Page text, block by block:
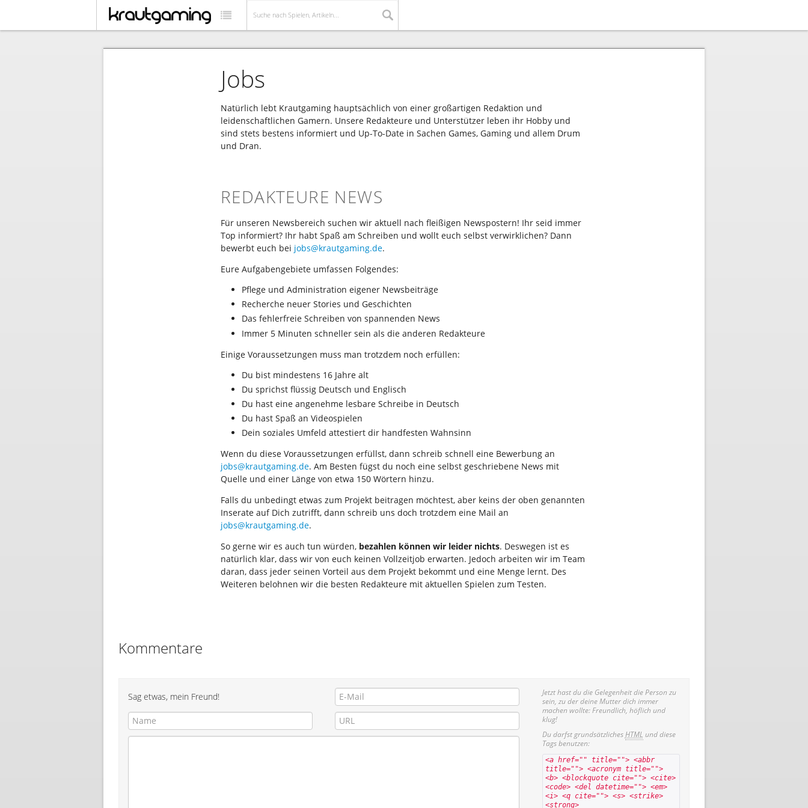
Jobs
Natürlich lebt Krautgaming hauptsächlich von einer großartigen Redaktion und
leidenschaftlichen Gamern. Unsere Redakteure und Unterstützer leben ihr Hobby und
sind stets bestens informiert und Up-To-Date in Sachen Games, Gaming und allem Drum
und Dran.
REDAKTEURE NEWS
Für unseren Newsbereich suchen wir aktuell nach fleißigen Newspostern! Ihr seid immer
Top informiert? Ihr habt Spaß am Schreiben und wollt euch selbst verwirklichen? Dann
bewerbt euch bei jobs@krautgaming.de.
Eure Aufgabengebiete umfassen Folgendes:
Pflege und Administration eigener Newsbeiträge
Recherche neuer Stories und Geschichten
Das fehlerfreie Schreiben von spannenden News
Immer 5 Minuten schneller sein als die anderen Redakteure
Einige Voraussetzungen muss man trotzdem noch erfüllen:
Du bist mindestens 16 Jahre alt
Du sprichst flüssig Deutsch und Englisch
Du hast eine angenehme lesbare Schreibe in Deutsch
Du hast Spaß an Videospielen
Dein soziales Umfeld attestiert dir handfesten Wahnsinn
Wenn du diese Voraussetzungen erfüllst, dann schreib schnell eine Bewerbung an
jobs@krautgaming.de. Am Besten fügst du noch eine selbst geschriebene News mit
Quelle und einer Länge von etwa 150 Wörtern hinzu.
Falls du unbedingt etwas zum Projekt beitragen möchtest, aber keins der oben genannten
Inserate auf Dich zutrifft, dann schreib uns doch trotzdem eine Mail an
jobs@krautgaming.de.
So gerne wir es auch tun würden, bezahlen können wir leider nichts. Deswegen ist es
natürlich klar, dass wir von euch keinen Vollzeitjob erwarten. Jedoch arbeiten wir im Team
daran, dass jeder seinen Vorteil aus dem Projekt bekommt und eine Menge lernt. Des
Weiteren belohnen wir die besten Redakteure mit aktuellen Spielen zum Testen.
Kommentare
Sag etwas, mein Freund!
Jetzt hast du die Gelegenheit die Person zu
sein, zu der deine Mutter dich immer
machen wollte: Freundlich, höflich und
klug!
Du darfst grundsätzlichesHTML und diese
Tags benutzen:
<a href="" title=""> <abbr
title=""> <acronym title="">
<b> <blockquote cite=""> <cite>
<code> <del datetime=""> <em>
<i> <q cite=""> <s> <strike>
<strong>